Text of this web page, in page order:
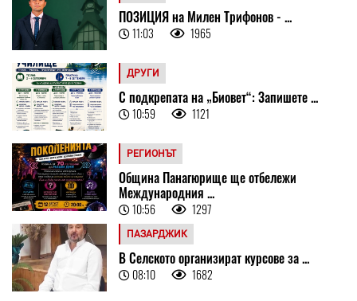
ПОЗИЦИЯ на Милен Трифонов - ...
11:03 1965
ДРУГИ
С подкрепата на „Биовет“: Запишете ...
10:59 1121
РЕГИОНЪТ
Община Панагюрище ще отбележи
Международния ...
10:56 1297
ПАЗАРДЖИК
В Селското организират курсове за ...
08:10 1682